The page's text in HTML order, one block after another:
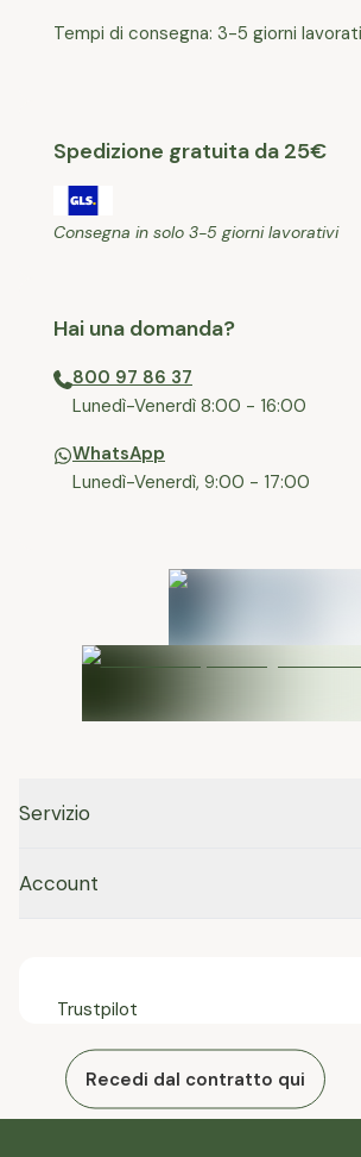
Tempi di consegna: 3-5 giorni
Spedizione gratuita da 25€
Consegna in solo 3-5 giorni lavorativi
Hai una domanda?
800 97 86 37
⁠Lunedì-Venerdì 8:00 - 16:00
WhatsApp
Lunedì-Venerdì, 9:00 - 17:00
Servizio
Account
Trustpilot
Recedi dal contratto qui